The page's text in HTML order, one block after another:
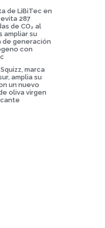
de LiBiTec en
287
de CO₂ al
ampliar su
de generación
con
marca
amplia su
un nuevo
oliva virgen